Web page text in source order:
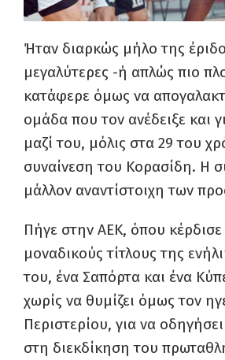
Ήταν διαρκώς μήλο της
μεγαλύτερες -ή απλώς πιο
κατάφερε όμως να
ομάδα που τον ανέδειξε και
μαζί του, μόλις στα 29 του
συναίνεση του Κορασίδη. Η
μάλλον αναντίστοιχη των
Πήγε στην ΑΕΚ, όπου κέρδισε
μοναδικούς τίτλους της
του, ένα Σαπόρτα και ένα
χωρίς να θυμίζει όμως τον
Περιστερίου, για να
στη διεκδίκηση του